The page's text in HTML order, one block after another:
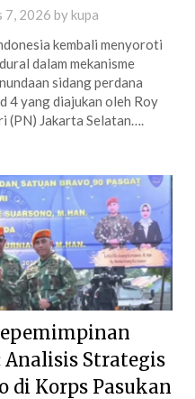
7, 2026 bykupa
kembali menyoroti
dalam mekanisme
sidang perdana
4 yang diajukan oleh Roy
(PN) Jakarta Selatan….
Analisis Strategis
di Korps Pasukan